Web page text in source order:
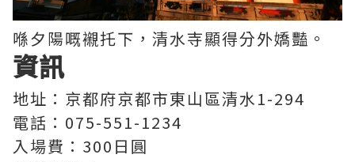
喺夕陽嘅襯托下，清水寺顯得分外嬌豔。
資訊
地址：京都府京都市東山區清水1-294
電話：075-551-1234
入場費：300日圓